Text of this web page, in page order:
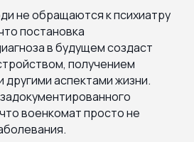
не обращаются к психиатру
постановка
в будущем создаст
получением
другими аспектами жизни.
военкомат просто не